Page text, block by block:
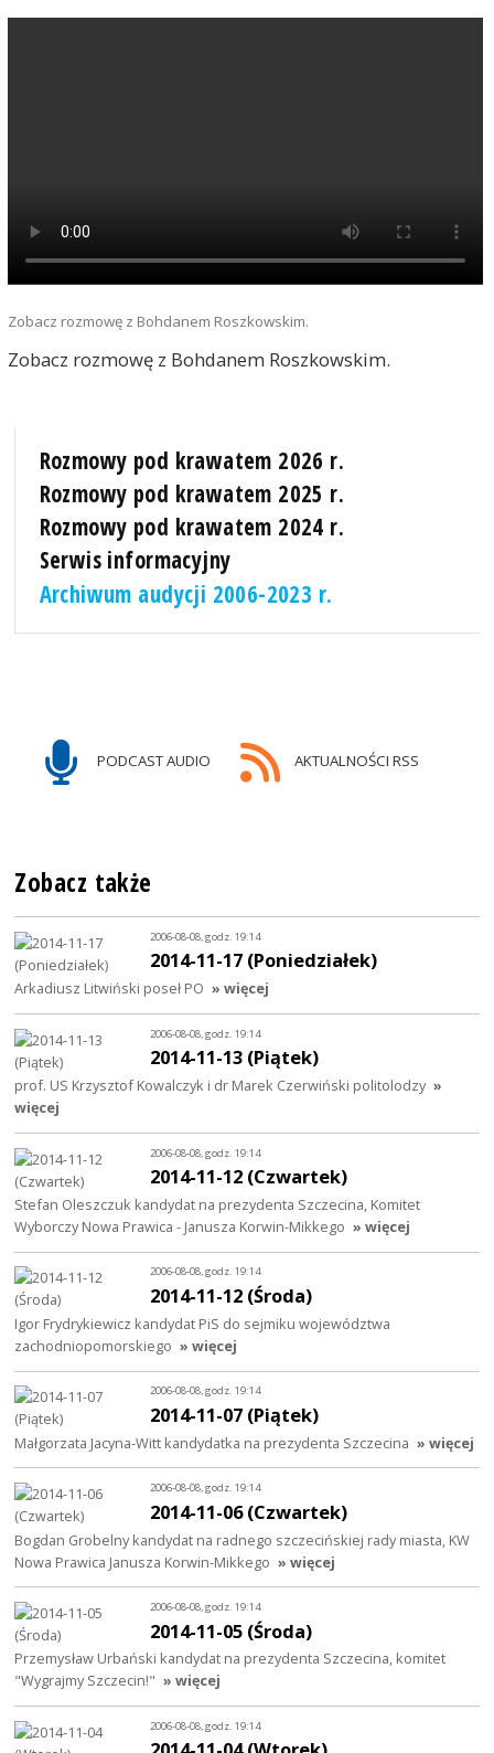
Zobacz rozmowę z Bohdanem Roszkowskim.
Zobacz rozmowę z Bohdanem Roszkowskim.
Rozmowy pod krawatem 2026 r.
Rozmowy pod krawatem 2025 r.
Rozmowy pod krawatem 2024 r.
Serwis informacyjny
Archiwum audycji 2006-2023 r.
PODCAST AUDIO AKTUALNOŚCI RSS
Zobacz także
2006-08-08, godz. 19:14
2014-11-17 (Poniedziałek)
Arkadiusz Litwiński poseł PO » więcej
2006-08-08, godz. 19:14
2014-11-13 (Piątek)
prof. US Krzysztof Kowalczyk i dr Marek Czerwiński politolodzy »
więcej
2006-08-08, godz. 19:14
2014-11-12 (Czwartek)
Stefan Oleszczuk kandydat na prezydenta Szczecina, Komitet
Wyborczy Nowa Prawica - Janusza Korwin-Mikkego » więcej
2006-08-08, godz. 19:14
2014-11-12 (Środa)
Igor Frydrykiewicz kandydat PiS do sejmiku województwa
zachodniopomorskiego » więcej
2006-08-08, godz. 19:14
2014-11-07 (Piątek)
Małgorzata Jacyna-Witt kandydatka na prezydenta Szczecina » więcej
2006-08-08, godz. 19:14
2014-11-06 (Czwartek)
Bogdan Grobelny kandydat na radnego szczecińskiej rady miasta, KW
Nowa Prawica Janusza Korwin-Mikkego » więcej
2006-08-08, godz. 19:14
2014-11-05 (Środa)
Przemysław Urbański kandydat na prezydenta Szczecina, komitet
"Wygrajmy Szczecin!" » więcej
2006-08-08, godz. 19:14